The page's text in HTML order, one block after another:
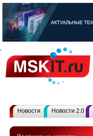
Новости Новости 2.0